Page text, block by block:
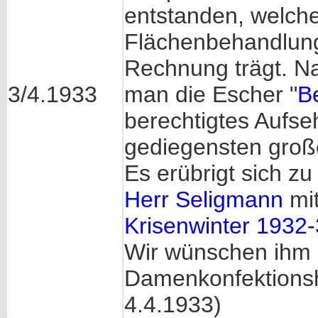
3/4.1933
entstanden,
Rechnung trägt.
man die Escher "
berechtigtes
gediegensten
Es erübrigt sich
Herr Seligmann
Krisenwinter
Wir wünschen
4.4.1933)